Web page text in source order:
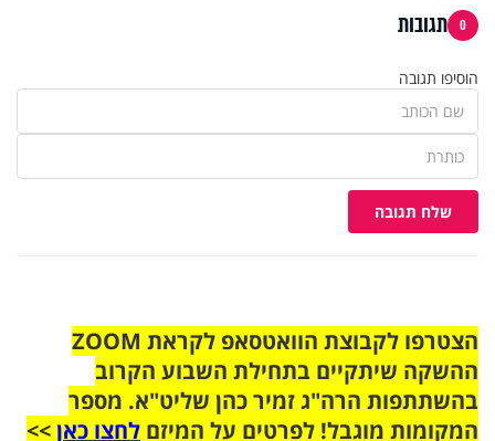
0 תגובות
הוסיפו תגובה
שלח תגובה
הצטרפו לקבוצת הוואטסאפ לקראת ZOOM
ההשקה שיתקיים בתחילת השבוע הקרוב
בהשתתפות הרה"ג זמיר כהן שליט"א. מספר
המקומות מוגבל! לפרטים על המיזם לחצו כאן>>